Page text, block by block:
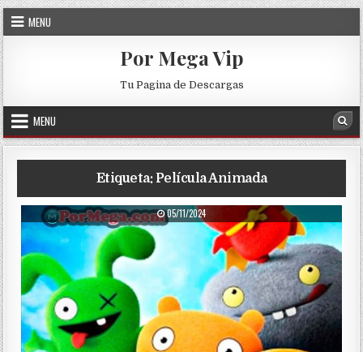
Skip to content
MENU
Por Mega Vip
Tu Pagina de Descargas
MENU
Etiqueta: Película Animada
PUBLISHED DATE:
05/11/2024